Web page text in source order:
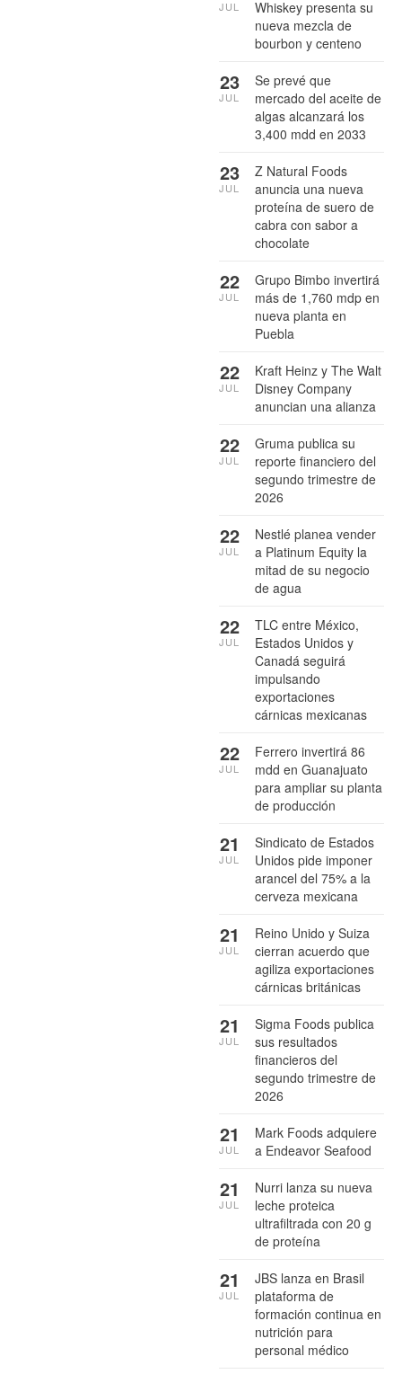
Whiskey presenta su
nueva mezcla de
bourbon y centeno
JUL
Se prevé que
mercado del aceite de
algas alcanzará los
3,400 mdd en 2033
23
JUL
Z Natural Foods
anuncia una nueva
proteína de suero de
cabra con sabor a
chocolate
23
JUL
Grupo Bimbo invertirá
más de 1,760 mdp en
nueva planta en
Puebla
22
JUL
Kraft Heinz y The Walt
Disney Company
anuncian una alianza
22
JUL
Gruma publica su
reporte financiero del
segundo trimestre de
2026
22
JUL
Nestlé planea vender
a Platinum Equity la
mitad de su negocio
de agua
22
JUL
TLC entre México,
Estados Unidos y
Canadá seguirá
impulsando
exportaciones
cárnicas mexicanas
22
JUL
Ferrero invertirá 86
mdd en Guanajuato
para ampliar su planta
de producción
22
JUL
Sindicato de Estados
Unidos pide imponer
arancel del 75% a la
cerveza mexicana
21
JUL
Reino Unido y Suiza
cierran acuerdo que
agiliza exportaciones
cárnicas británicas
21
JUL
Sigma Foods publica
sus resultados
financieros del
segundo trimestre de
2026
21
JUL
Mark Foods adquiere
a Endeavor Seafood
21
JUL
Nurri lanza su nueva
leche proteica
ultrafiltrada con 20 g
de proteína
21
JUL
JBS lanza en Brasil
plataforma de
formación continua en
nutrición para
personal médico
21
JUL